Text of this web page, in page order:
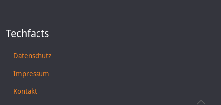
Techfacts
Datenschutz
Impressum
Kontakt